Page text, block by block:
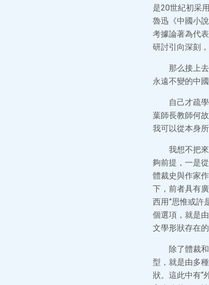
是20世紀初采
魯迅《中國小
考據論著為代
研討引向深刻
那么接上
永遠不變的中
自己才疏
葉師長教師何
我可以從本身
我想不把
夠前提，一是
體裁史與作家作
下，前者具有
西用”思惟或許
個選項，就是
文學形狀存在的
除了體裁
型，就是由多
狀。這此中有“